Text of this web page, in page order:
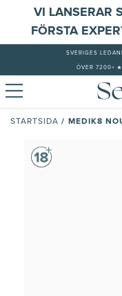
VI LANSERAR
FÖRSTA
SVERIGES
ÖVER 7200+
STARTSIDA / MEDIK8